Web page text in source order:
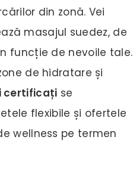
din zonă. Vei
masajul suedez, de
funcție de nevoile tale.
de hidratare și
certificați se
flexibile și ofertele
wellness pe termen